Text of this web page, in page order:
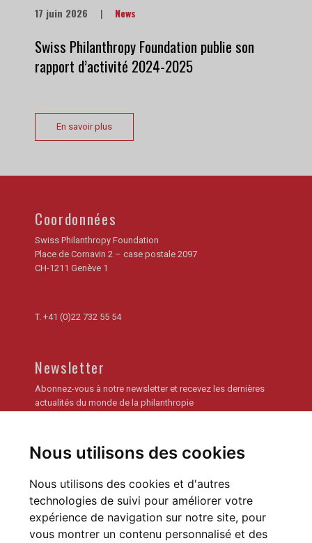
Nous utilisons des cookies
Nous utilisons des cookies et d'autres
technologies de suivi pour améliorer votre
expérience de navigation sur notre site, pour
vous montrer un contenu personnalisé et des
17 juin 2026 | News
Swiss Philanthropy Foundation publie son
rapport d’activité 2024-2025
En savoir plus
Coordonnées
Swiss Philanthropy Foundation
Place de Cornavin 2 – case postale 2097
CH-1211 Genève 1
T. +41 (0)22 732 55 54
Newsletter
Abonnez-vous à notre newsletter et recevez les dernières
actualités du monde de la philanthropie